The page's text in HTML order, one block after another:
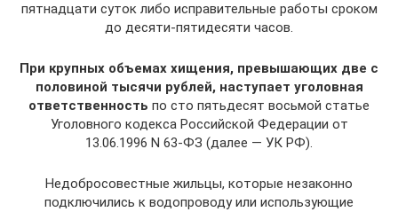
пятнадцати суток либо исправительные работы сроком
до десяти-пятидесяти часов.
При крупных объемах хищения, превышающих две с
половиной тысячи рублей, наступает уголовная
ответственность по сто пятьдесят восьмой статье
Уголовного кодекса Российской Федерации от
13.06.1996 N 63-ФЗ (далее — УК РФ).
Недобросовестные жильцы, которые незаконно
подключились к водопроводу или использующие